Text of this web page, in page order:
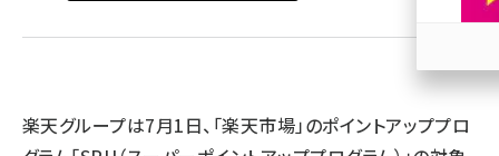
楽天グループは7月1日、「楽天市場」のポイントアッププロ
参